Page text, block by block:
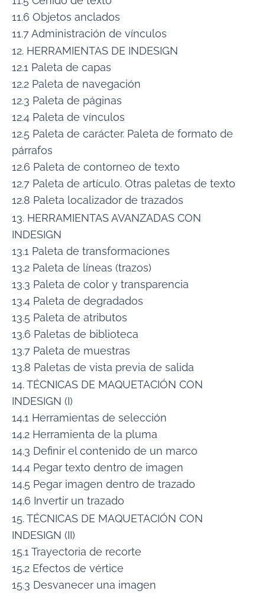
11.6 Objetos anclados
11.7 Administración de vínculos
12. HERRAMIENTAS DE INDESIGN
12.1 Paleta de capas
12.2 Paleta de navegación
12.3 Paleta de páginas
12.4 Paleta de vínculos
12.5 Paleta de carácter. Paleta de formato de
párrafos
12.6 Paleta de contorneo de texto
12.7 Paleta de artículo. Otras paletas de texto
12.8 Paleta localizador de trazados
13. HERRAMIENTAS AVANZADAS CON
INDESIGN
13.1 Paleta de transformaciones
13.2 Paleta de líneas (trazos)
13.3 Paleta de color y transparencia
13.4 Paleta de degradados
13.5 Paleta de atributos
13.6 Paletas de biblioteca
13.7 Paleta de muestras
13.8 Paletas de vista previa de salida
14. TÉCNICAS DE MAQUETACIÓN CON
INDESIGN (I)
14.1 Herramientas de selección
14.2 Herramienta de la pluma
14.3 Definir el contenido de un marco
14.4 Pegar texto dentro de imagen
14.5 Pegar imagen dentro de trazado
14.6 Invertir un trazado
15. TÉCNICAS DE MAQUETACIÓN CON
INDESIGN (II)
15.1 Trayectoria de recorte
15.2 Efectos de vértice
15.3 Desvanecer una imagen